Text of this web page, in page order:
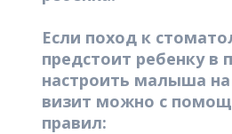
Если поход к
предстоит ребенку в
настроить малыша
визит можно с
правил: